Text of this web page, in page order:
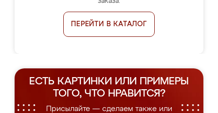
ПЕРЕЙТИ В КАТАЛОГ
ЕСТЬ КАРТИНКИ ИЛИ ПРИМЕРЫ
ТОГО, ЧТО НРАВИТСЯ?
Присылайте — сделаем также или